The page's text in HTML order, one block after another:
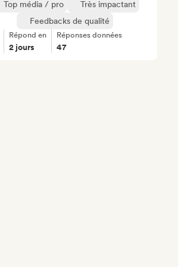
Top média / pro
Très impactant
Feedbacks de qualité
Répond en
2 jours
Réponses données
47